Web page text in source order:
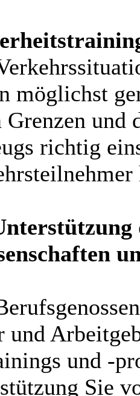
möglichst
Grenzen
richtig
und
und -
Sie